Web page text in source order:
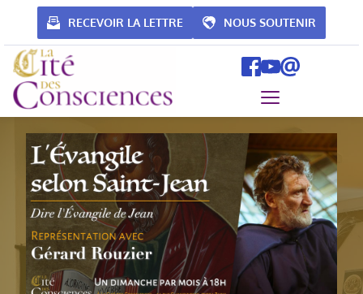
contenu
RECEVOIR LA LETTRE NOUS SOUTENIR